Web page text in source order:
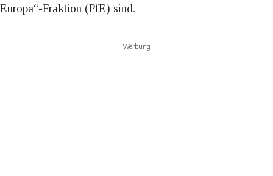
Europa“-Fraktion (PfE) sind.
Werbung